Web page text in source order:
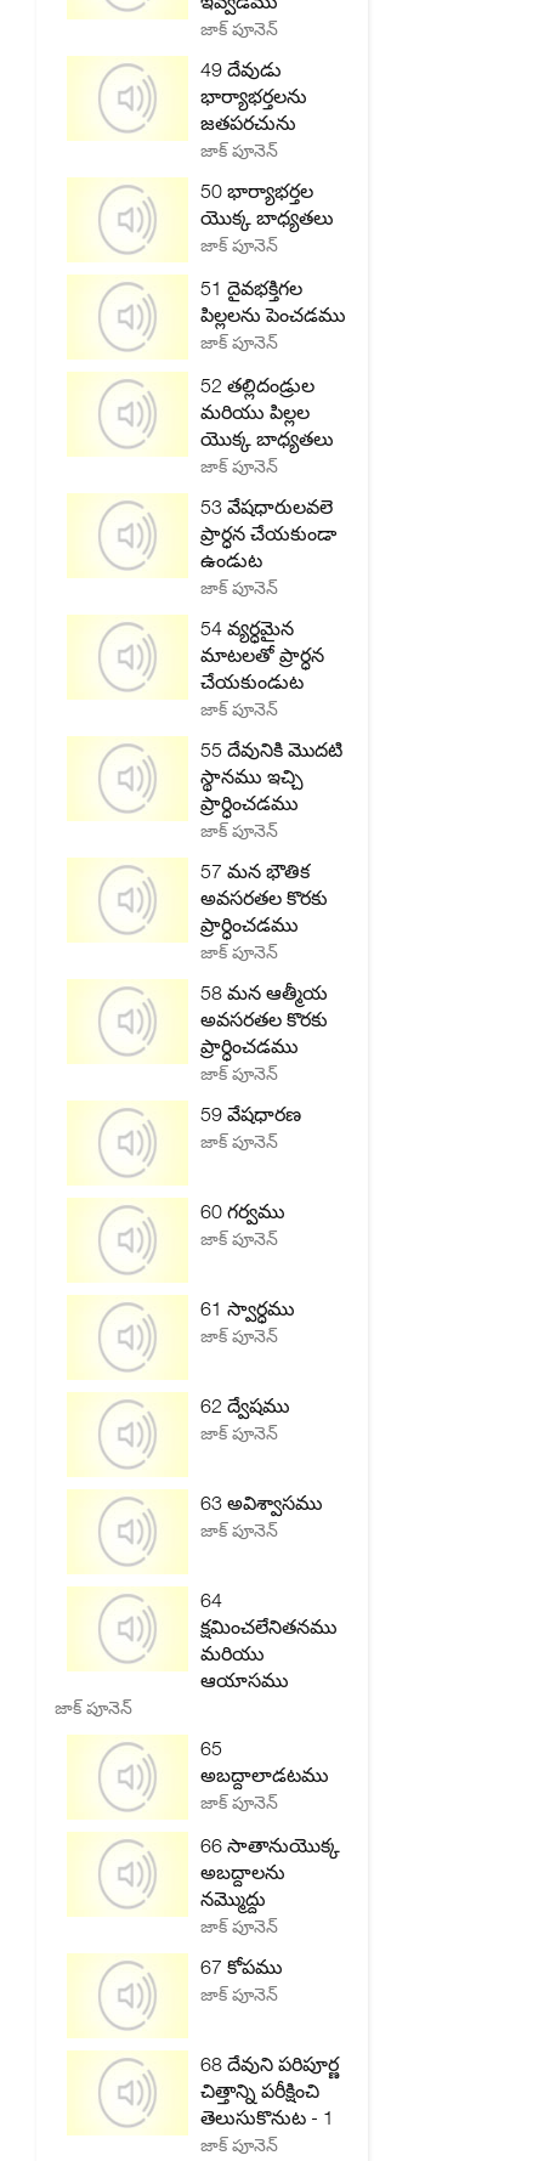
జాక్ పూనెన్
49 దేవుడు
భార్యాభర్తలను
జతపరచును
జాక్ పూనెన్
50 భార్యాభర్తల
యొక్క బాధ్యతలు
జాక్ పూనెన్
51 దైవభక్తిగల
పిల్లలను పెంచడము
జాక్ పూనెన్
52 తల్లిదండ్రుల
మరియు పిల్లల
యొక్క బాధ్యతలు
జాక్ పూనెన్
53 వేషధారులవలె
ప్రార్ధన చేయకుండా
ఉండుట
జాక్ పూనెన్
54 వ్యర్ధమైన
మాటలతో ప్రార్ధన
చేయకుండుట
జాక్ పూనెన్
55 దేవునికి మొదటి
స్థానము ఇచ్చి
ప్రార్ధించడము
జాక్ పూనెన్
57 మన భౌతిక
అవసరతల కొరకు
ప్రార్ధించడము
జాక్ పూనెన్
58 మన ఆత్మీయ
అవసరతల కొరకు
ప్రార్ధించడము
జాక్ పూనెన్
59 వేషధారణ
జాక్ పూనెన్
60 గర్వము
జాక్ పూనెన్
61 స్వార్ధము
జాక్ పూనెన్
62 ద్వేషము
జాక్ పూనెన్
63 అవిశ్వాసము
జాక్ పూనెన్
64
క్షమించలేనితనము
మరియు
ఆయాసము
జాక్ పూనెన్
65
అబద్దాలాడటము
జాక్ పూనెన్
66 సాతానుయొక్క
అబద్దాలను
నమ్మొద్దు
జాక్ పూనెన్
67 కోపము
జాక్ పూనెన్
68 దేవుని పరిపూర్ణ
చిత్తాన్ని పరీక్షించి
తెలుసుకొనుట - 1
జాక్ పూనెన్